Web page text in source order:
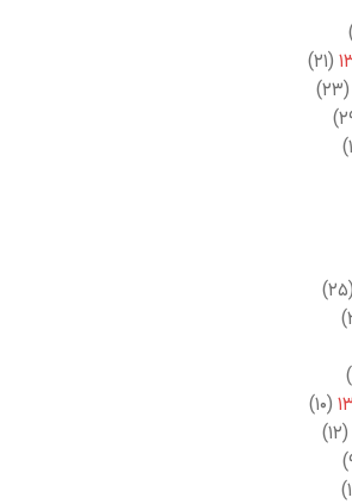
(۲۱)
(۲۳)
(۲۵)
(۱۰)
(۱۲)